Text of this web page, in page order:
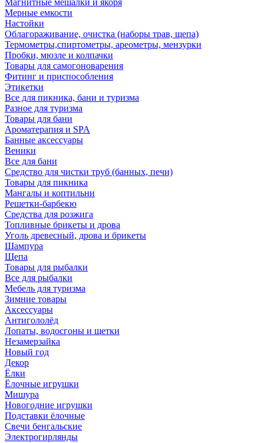
Магнитные мешалки и якоря
Мерные емкости
Настойки
Облагораживание, очистка (наборы трав, щепа)
Термометры,спиртометры, ареометры, мензурки
Пробки, мюзле и колпачки
Товары для самогоноварения
Фитинг и приспособления
Этикетки
Все для пикника, бани и туризма
Разное для туризма
Товары для бани
Ароматерапия и SPA
Банные аксессуары
Веники
Все для бани
Средство для чистки труб (банных, печи)
Товары для пикника
Мангалы и коптильни
Решетки-барбекю
Средства для розжига
Топливные брикеты и дрова
Уголь древесный, дрова и брикеты
Шампура
Щепа
Товары для рыбалки
Все для рыбалки
Мебель для туризма
Зимние товары
Аксессуары
Антигололёд
Лопаты, водосгоны и щетки
Незамерзайка
Новый год
Декор
Ёлки
Ёлочные игрушки
Мишура
Новогодние игрушки
Подставки ёлочные
Свечи бенгальские
Электрогирлянды